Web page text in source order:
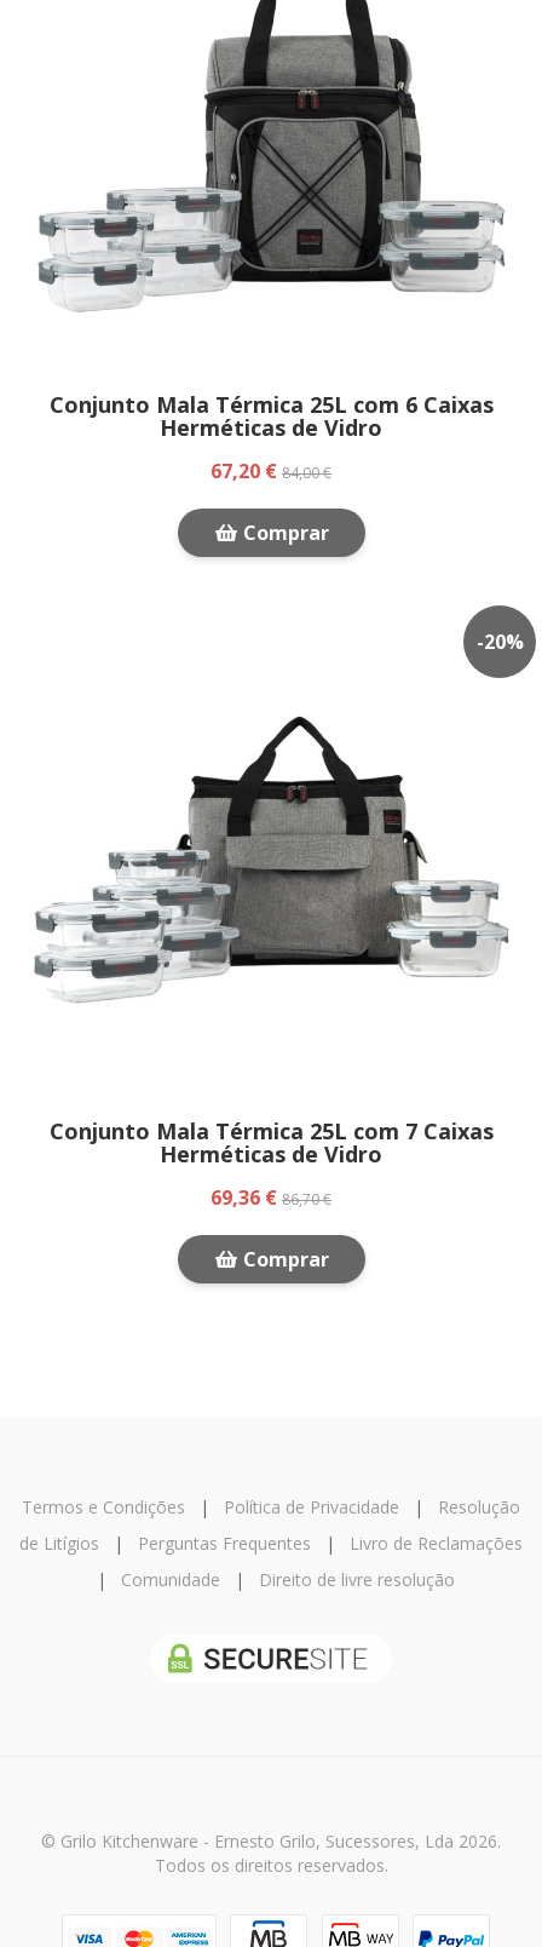
Conjunto Mala Térmica 25L com 6 Caixas
Herméticas de Vidro
67,20 € 84,00 €
Comprar
-20%
Conjunto Mala Térmica 25L com 7 Caixas
Herméticas de Vidro
69,36 € 86,70 €
Comprar
Termos e Condições | Política de Privacidade |
Resolução
de Litígios | Perguntas Frequentes |
Livro de Reclamações
| Comunidade | Direito de livre resolução
© Grilo Kitchenware - Ernesto Grilo, Sucessores, Lda 2026.
Todos os direitos reservados.